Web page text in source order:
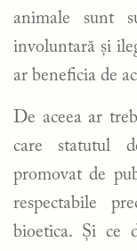
animale sunt
involuntară și
ar beneficia de
De aceea ar
care statutul
promovat de
respectabile
bioetica. Și ce